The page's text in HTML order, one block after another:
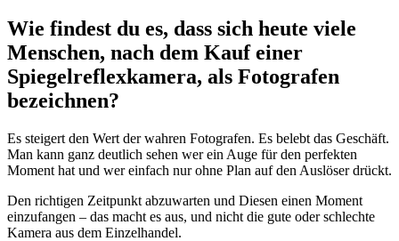
Wie findest du es, dass sich heute viele
Menschen, nach dem Kauf einer
Spiegelreflexkamera, als Fotografen
bezeichnen?
Es steigert den Wert der wahren Fotografen. Es belebt das Geschäft.
Man kann ganz deutlich sehen wer ein Auge für den perfekten
Moment hat und wer einfach nur ohne Plan auf den Auslöser drückt.
Den richtigen Zeitpunkt abzuwarten und Diesen einen Moment
einzufangen – das macht es aus, und nicht die gute oder schlechte
Kamera aus dem Einzelhandel.